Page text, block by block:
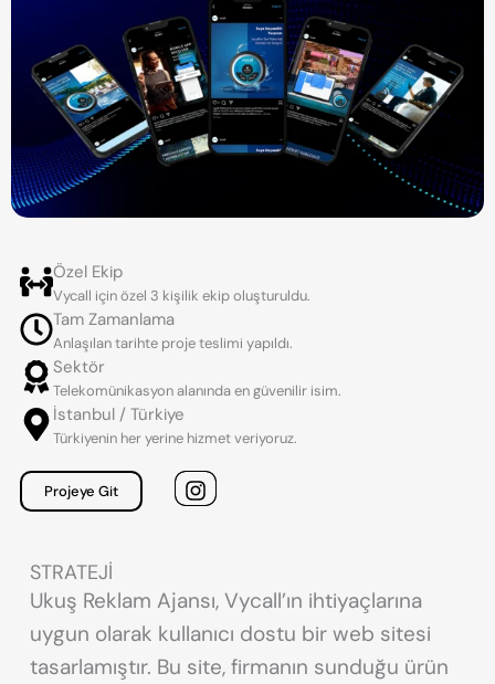
Özel Ekip
Vycall için özel 3 kişilik ekip oluşturuldu.
Tam Zamanlama
Anlaşılan tarihte proje teslimi yapıldı.
Sektör
Telekomünikasyon alanında en güvenilir isim.
İstanbul / Türkiye
Türkiyenin her yerine hizmet veriyoruz.
Projeye Git
STRATEJİ
Ukuş Reklam Ajansı, Vycall’ın ihtiyaçlarına
uygun olarak kullanıcı dostu bir web sitesi
tasarlamıştır. Bu site, firmanın sunduğu ürün